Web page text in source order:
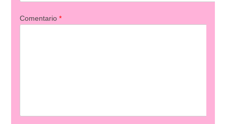
Comentario *